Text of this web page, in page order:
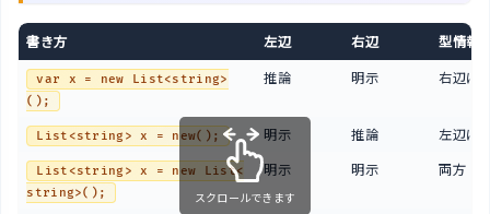
書き方 左辺 右辺 型情報
var x = new List<string>
();
推論 明示 右辺に
List<string> x = new(); 明示 推論 左辺に
List<string> x = new List<
string>();
明示 明示 両方（
スクロールできます